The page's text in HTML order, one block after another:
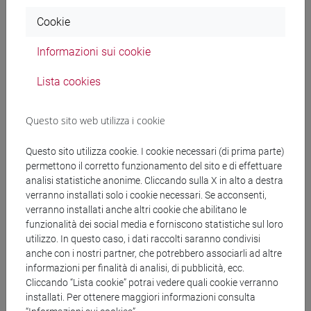
Tipo di attività formativa:
scelta dello studente [D]
A scelta dello
studente
CFU
totali:
12
Cookie
Informazioni sui cookie
Lista cookies
Questo sito web utilizza i cookie
Questo sito utilizza cookie. I cookie necessari (di prima parte)
permettono il corretto funzionamento del sito e di effettuare
analisi statistiche anonime. Cliccando sulla X in alto a destra
verranno installati solo i cookie necessari. Se acconsenti,
verranno installati anche altri cookie che abilitano le
funzionalità dei social media e forniscono statistiche sul loro
utilizzo. In questo caso, i dati raccolti saranno condivisi
anche con i nostri partner, che potrebbero associarli ad altre
informazioni per finalità di analisi, di pubblicità, ecc.
Cliccando “Lista cookie” potrai vedere quali cookie verranno
installati. Per ottenere maggiori informazioni consulta